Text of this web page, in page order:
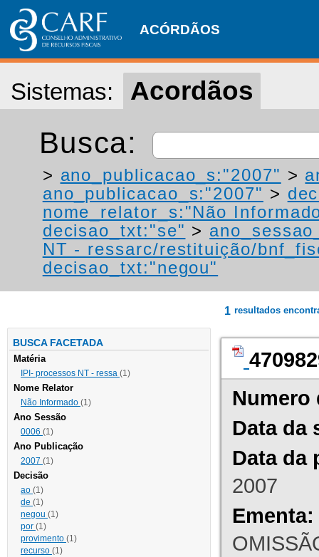
ACÓRDÃOS
Sistemas: Acordãos
Busca:
> ano_publicacao_s:"2007" >
ano_publicacao_s:"2007" >
nome_relator_s:"Não
decisao_txt:"se" >
NT - ressarc/restituição/
decisao_txt:"negou"
BUSCA FACETADA
Matéria
IPI- processos NT - ressa (1)
Nome Relator
Não Informado (1)
Ano Sessão
0006 (1)
Ano Publicação
2007 (1)
Decisão
ao (1)
de (1)
negou (1)
por (1)
provimento (1)
recurso (1)
1 resultados
Numero
Data da
Data da
2007
Ementa: